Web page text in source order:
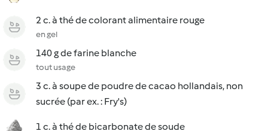
2 c. à thé de colorant alimentaire rouge
en gel
140 g de farine blanche
tout usage
3 c. à soupe de poudre de cacao hollandais, non
sucrée (par ex. : Fry's)
1 c. à thé de bicarbonate de soude